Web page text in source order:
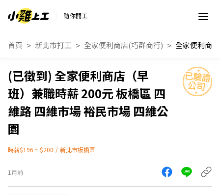
隨你開工
首頁 新北市打工 全家便利商店(巧群商行)
全家便利商店（早
班）兼職時薪 200元 板橋區 四
維路 四維市場 裕民市場 四維公
園
時薪$196 ~ $200 / 新北市板橋區
1月前